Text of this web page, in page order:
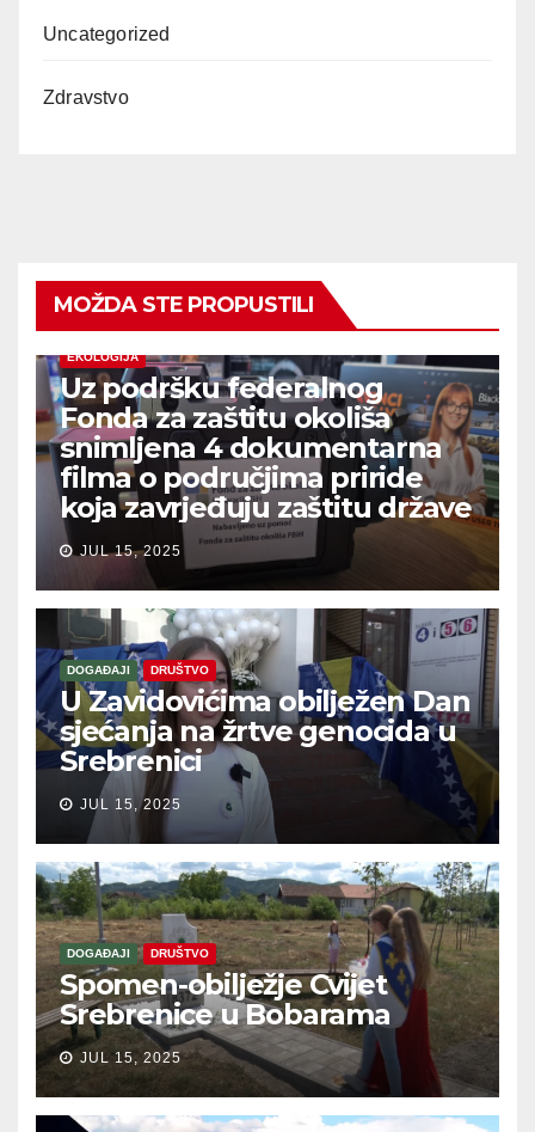
Uncategorized
Zdravstvo
MOŽDA STE PROPUSTILI
EKOLOGIJA
Uz podršku federalnog
Fonda za zaštitu okoliša
snimljena 4 dokumentarna
filma o područjima priride
koja zavrjeđuju zaštitu države
JUL 15, 2025
DOGAĐAJI DRUŠTVO
U Zavidovićima obilježen Dan
sjećanja na žrtve genocida u
Srebrenici
JUL 15, 2025
DOGAĐAJI DRUŠTVO
Spomen-obilježje Cvijet
Srebrenice u Bobarama
JUL 15, 2025